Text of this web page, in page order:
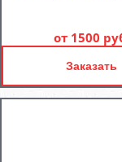
от 1500
Заказать